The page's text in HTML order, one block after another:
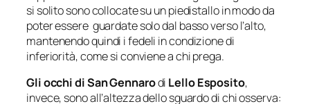
si solito sono collocate su un piedistallo in modo da
poter essere guardate solo dal basso verso l’alto,
mantenendo quindi i fedeli in condizione di
inferiorità, come si conviene a chi prega.
Gli occhi di San Gennarodi Lello Esposito,
invece, sono all’altezza dello sguardo di chi osserva: